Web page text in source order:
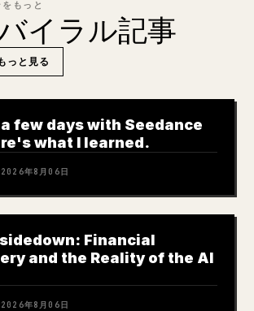
もっと
イラル記事
っと見る
few days with Seedance
what I learned.
2026年8月06日
Financial
and the Reality of the AI
2026年8月06日